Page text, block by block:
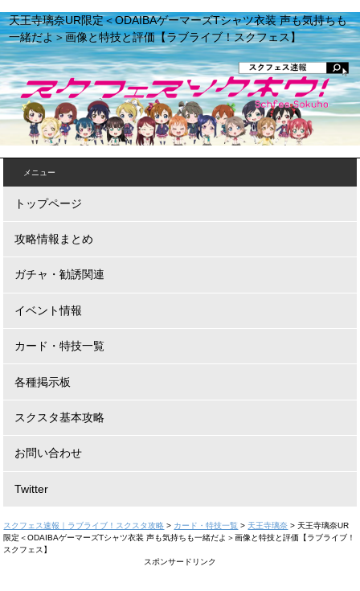
天王寺璃奈UR限定＜ODAIBAゲーマーズTシャツ衣装 声も気持ちも
一緒だよ＞画像と特技と評価【ラブライブ！スクフェス】
メニュー
トップページ
攻略情報まとめ
ガチャ・勧誘関連
イベント情報
カード・特技一覧
各種掲示板
スクスタ基本攻略
お問い合わせ
Twitter
スクフェス速報｜ラブライブ！スクスタ攻略 > カード・特技一覧 > 天王寺璃奈 >天王寺璃奈UR
限定＜ODAIBAゲーマーズTシャツ衣装 声も気持ちも一緒だよ＞画像と特技と評価【ラブライブ！
スクフェス】
スポンサードリンク